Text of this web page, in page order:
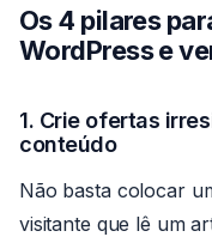
Os 4 pilares
WordPress e
1. Crie ofertas
conteúdo
Não basta colocar
visitante que lê um